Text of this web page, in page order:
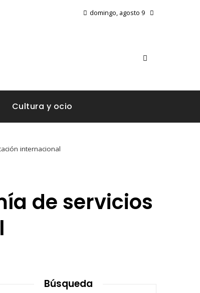
domingo, agosto 9
Cultura y ocio
internacional
de servicios
Búsqueda